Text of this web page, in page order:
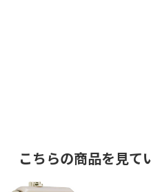
こちらの商品を見て